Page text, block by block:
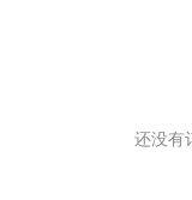
还没有